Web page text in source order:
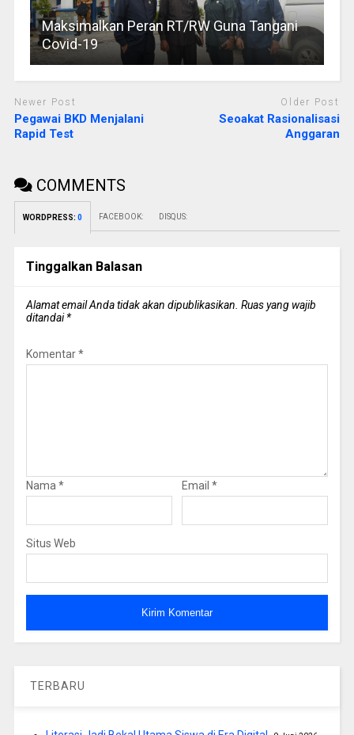
Maksimalkan Peran RT/RW Guna Tangani
Covid-19
Newer Post
Pegawai BKD Menjalani
Rapid Test
Older Post
Seoakat Rasionalisasi
Anggaran
COMMENTS
WORDPRESS: 0 FACEBOOK: DISQUS:
Tinggalkan Balasan
Alamat email Anda tidak akan dipublikasikan. Ruas yang wajib
ditandai*
Komentar*
Nama * Email *
Situs Web
TERBARU